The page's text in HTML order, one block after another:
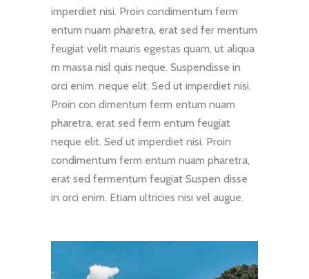
imperdiet nisi. Proin condimentum ferm
entum nuam pharetra, erat sed fer mentum
feugiat velit mauris egestas quam, ut aliqua
m massa nisl quis neque. Suspendisse in
orci enim. neque elit. Sed ut imperdiet nisi.
Proin con dimentum ferm entum nuam
pharetra, erat sed ferm entum feugiat
neque elit. Sed ut imperdiet nisi. Proin
condimentum ferm entum nuam pharetra,
erat sed fermentum feugiat Suspen disse
in orci enim. Etiam ultricies nisi vel augue.